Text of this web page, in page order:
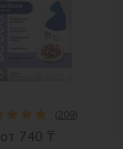
( 209)
от 740 ₸